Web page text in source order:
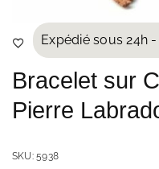
Expédié sous 24h
Bracelet sur
Pierre
SKU:5938